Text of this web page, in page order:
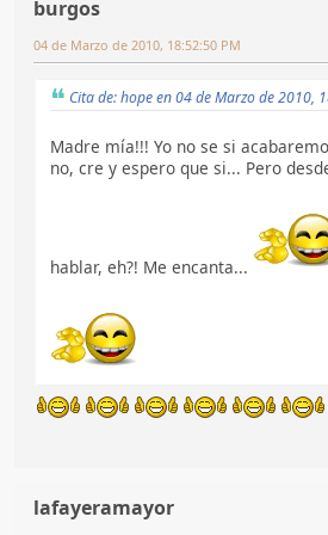
burgos
04 de Marzo de 2010, 18:52:50 PM
Cita de: hope en 04 de Marzo de 2010,
Madre mía!!! Yo no se si
no, cre y espero que si... Pero
hablar, eh?! Me encanta...
lafayeramayor